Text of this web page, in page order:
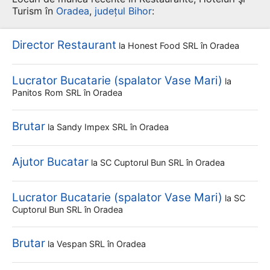
Turism în Oradea, județul Bihor:
Director Restaurant la Honest Food SRL în Oradea
Lucrator Bucatarie (spalator Vase Mari) la
Panitos Rom SRL în Oradea
Brutar la Sandy Impex SRL în Oradea
Ajutor Bucatar la SC Cuptorul Bun SRL în Oradea
Lucrator Bucatarie (spalator Vase Mari) la SC
Cuptorul Bun SRL în Oradea
Brutar la Vespan SRL în Oradea